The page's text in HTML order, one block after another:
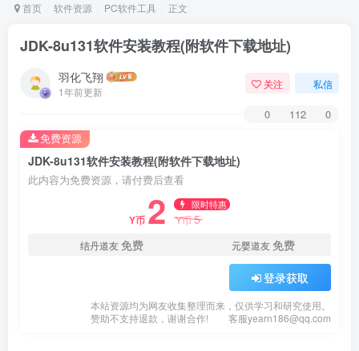
首页 软件资源 PC软件工具 正文
JDK-8u131软件安装教程(附软件下载地址)
羽化飞翔
1年前更新
关注 私信
0 112 0
JDK-8u131软件安装教程(附软件下载地址)
此内容为免费资源，请付费后查看
Y币 2 限时特惠
Y币5
结丹道友免费 元婴道友免费
登录获取
本站资源均为网友收集整理而来，仅供学习和研究使用。
赞助不支持退款，谢谢合作!
客服yearn186@qq.com
免费资源